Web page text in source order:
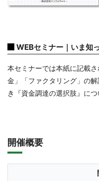
WEBセミナー｜いま知
本セミナーでは本紙に記載
金」「ファクタリング」の
き『資金調達の選択肢』につ
開催概要